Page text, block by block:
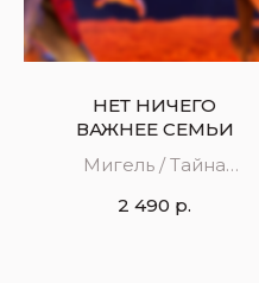
НЕТ НИЧЕГО
ВАЖНЕЕ СЕМЬИ
Мигель / Тайна
2 490 р.